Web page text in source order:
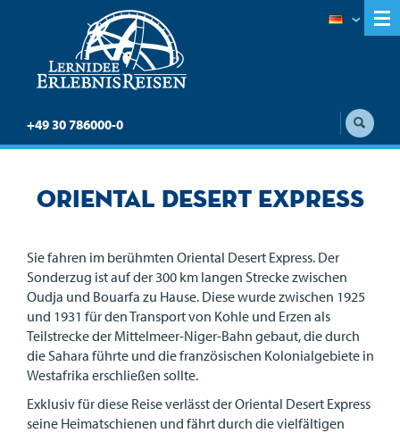
+49 30 786000-0
Oriental Desert Express
Sie fahren im berühmten Oriental Desert Express. Der
Sonderzug ist auf der 300 km langen Strecke zwischen
Oudja und Bouarfa zu Hause. Diese wurde zwischen 1925
und 1931 für den Transport von Kohle und Erzen als
Teilstrecke der Mittelmeer-Niger-Bahn gebaut, die durch
die Sahara führte und die französischen Kolonialgebiete in
Westafrika erschließen sollte.
Exklusiv für diese Reise verlässt der Oriental Desert Express
seine Heimatschienen und fährt durch die vielfältigen